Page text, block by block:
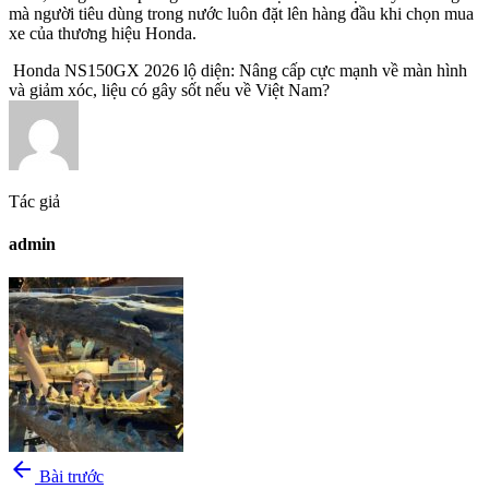
mà người tiêu dùng trong nước luôn đặt lên hàng đầu khi chọn mua
xe của thương hiệu Honda.
Honda NS150GX 2026 lộ diện: Nâng cấp cực mạnh về màn hình
và giảm xóc, liệu có gây sốt nếu về Việt Nam?
Tác giả
admin
arrow_back Bài trước